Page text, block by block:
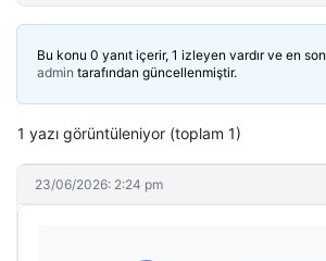
Bu konu 0 yanıt içerir, 1 izleyen vardır ve en son
admin tarafından güncellenmiştir.
1 yazı görüntüleniyor (toplam 1)
23/06/2026: 2:24 pm